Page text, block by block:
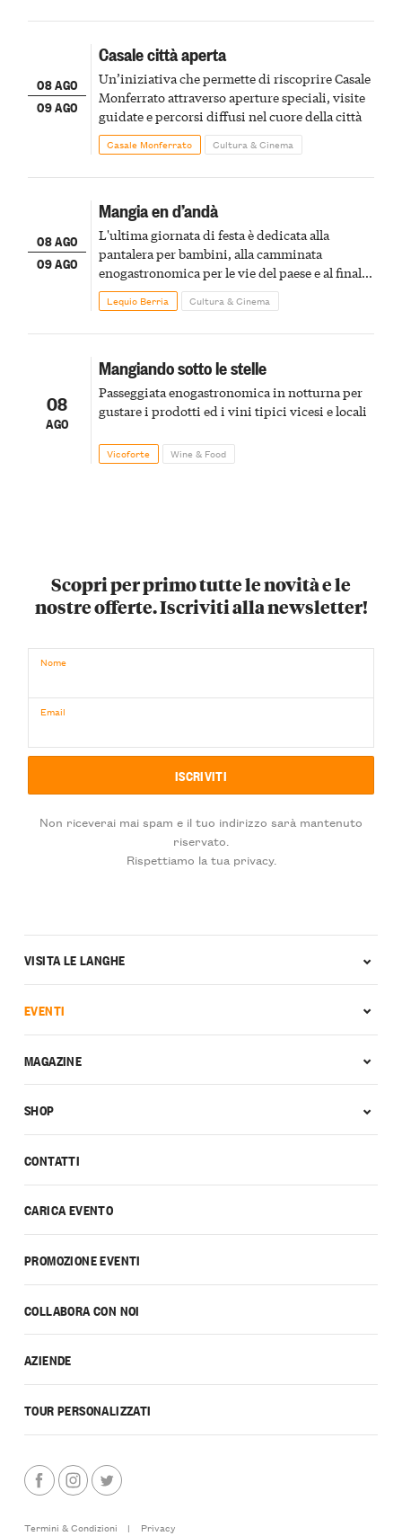
08 AGO
09 AGO
Casale città aperta
Un’iniziativa che permette di riscoprire Casale
Monferrato attraverso aperture speciali, visite
guidate e percorsi diffusi nel cuore della città
Casale Monferrato Cultura & Cinema
08 AGO
09 AGO
Mangia en d’andà
L'ultima giornata di festa è dedicata alla
pantalera per bambini, alla camminata
enogastronomica per le vie del paese e al finale
pirotecnico
Lequio Berria Cultura & Cinema
08
AGO
Mangiando sotto le stelle
Passeggiata enogastronomica in notturna per
gustare i prodotti ed i vini tipici vicesi e locali
Vicoforte Wine & Food
Scopri per primo tutte le novità e le
nostre offerte. Iscriviti alla newsletter!
Nome
Email
Non riceverai mai spam e il tuo indirizzo sarà mantenuto
riservato.
Rispettiamo la tua privacy.
CONTATTI
CARICA EVENTO
PROMOZIONE EVENTI
COLLABORA CON NOI
AZIENDE
TOUR PERSONALIZZATI
VISITA LE LANGHE
EVENTI
MAGAZINE
SHOP
Termini & Condizioni | Privacy